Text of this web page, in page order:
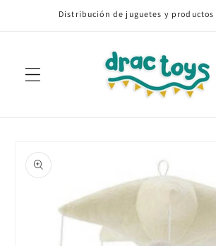
directamenteDistribución de juguetes y
a la
información
del producto